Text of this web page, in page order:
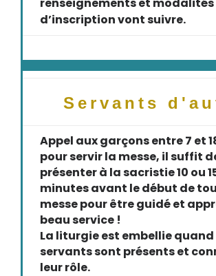
d’inscription vont suivre.
Servants
Appel aux garçons entre 7 et
pour servir la messe, il suffit
présenter à la sacristie 10 ou
minutes avant le début de
messe pour être guidé et
beau service !
La liturgie est embellie quand
servants sont présents et
leur rôle.